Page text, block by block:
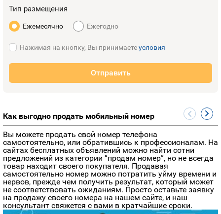
Тип размещения
Ежемесячно Ежегодно
Нажимая на кнопку, Вы принимаетеусловия
Отправить
Как выгодно продать мобильный номер
Вы можете продать свой номер телефона
самостоятельно, или обратившись к профессионалам. На
сайтах бесплатных объявлений можно найти сотни
предложений из категории “продам номер”, но не всегда
товар находит своего покупателя. Продавая
самостоятельно номер можно потратить уйму времени и
нервов, прежде чем получить результат, который может
не соответствовать ожиданиям. Просто оставьте заявку
на продажу своего номера на нашем сайте, и наш
консультант свяжется с вами в кратчайшие сроки.